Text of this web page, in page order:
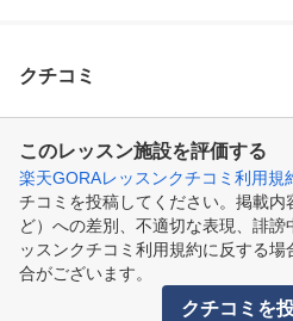
クチコミ
このレッスン施設を評価する
楽天GORAレッスンクチコミ利用規
チコミを投稿してください。掲載内
ど）への差別、不適切な表現、誹
ッスンクチコミ利用規約に反する
合がございます。
クチコミを